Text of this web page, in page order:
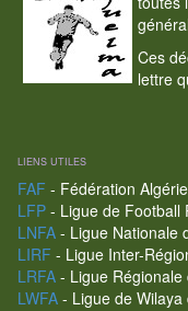
Ces
lettre
LIENS UTILES
FAF - Fédération
LFP- Ligue de Football
LNFA- Ligue Nationale
LIRF - Ligue Inter-
LRFA- Ligue Régionale
LWFA- Ligue de Wilaya